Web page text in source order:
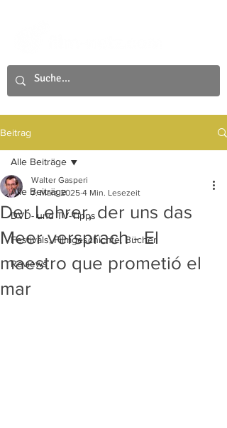
Beitrag
Alle Beiträge
DVD- und TV-Tipps
Festivals, Filmgeschichte, Bücher
Reviews
Alle Beiträge
Der Lehrer, der uns das
Meer versprach - El
maestro que prometió el
mar
Walter Gasperi
7. März 2025 4 Min. Lesezeit